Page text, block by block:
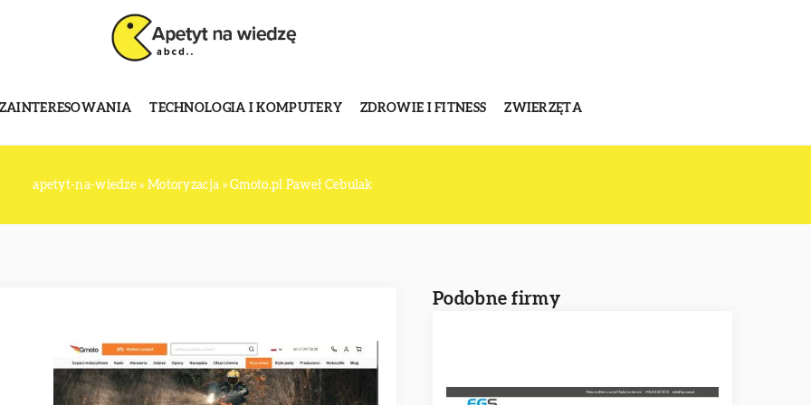
TECHNOLOGIA I KOMPUTERY ZDROWIE I FITNESS ZWIERZĘTA
apetyt-na-wiedze » Motoryzacja »Gmoto.pl Paweł Cebulak
Podobne firmy